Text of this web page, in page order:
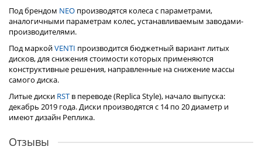
Под брендом NEO производятся колеса с параметрами,
аналогичными параметрам колес, устанавливаемым заводами-
производителями.
Под маркойVENTI производится бюджетный вариант литых
дисков, для снижения стоимости которых применяются
конструктивные решения, направленные на снижение массы
самого диска.
Литые диски RST в переводе (Replica Style), начало выпуска:
декабрь 2019 года. Диски производятся с 14 по 20 диаметр и
имеют дизайн Реплика.
Отзывы